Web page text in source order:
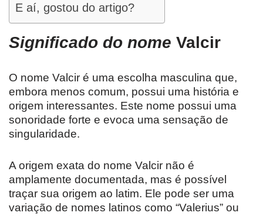
E aí, gostou do artigo?
Significado do nome Valcir
O nome Valcir é uma escolha masculina que,
embora menos comum, possui uma história e
origem interessantes. Este nome possui uma
sonoridade forte e evoca uma sensação de
singularidade.
A origem exata do nome Valcir não é
amplamente documentada, mas é possível
traçar sua origem ao latim. Ele pode ser uma
variação de nomes latinos como “Valerius” ou